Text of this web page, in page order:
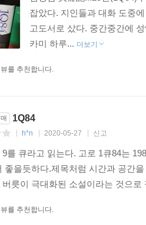
들인 만큼 그동안 하루키가 보여
애달픈 사랑 얘기를 은근히 섞어 내
위크
소설이 진짜다._예스 24 독자
키씨는 엄청난 것을 들고 와버렸다.
을거리가 없다는 데에 상실감이
잡았다. 지인들과 대화 도중
고도서로 샀다. 중간중간에
카미 하루... 더보기
를 추천합니다.
1Q84
h*n 2020-05-27 신고
9를 큐라고 읽는다. 고로 1큐84는
좋을듯하다.제목처럼 시간과 공간
버릇이 극대화된 소설이라는 것으
를 추천합니다.